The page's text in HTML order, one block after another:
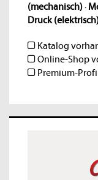
(mechanisch)·
Druck
Katalog
Online-Shop
Premium-Profil